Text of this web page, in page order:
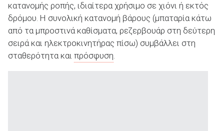
κατανομής ροπής, ιδιαίτερα χρήσιμο σε χιόνι ή εκτός
δρόμου. Η συνολική κατανομή βάρους (μπαταρία κάτω
από τα μπροστινά καθίσματα, ρεζερβουάρ στη δεύτερη
σειρά και ηλεκτροκινητήρας πίσω) συμβάλλει στη
σταθερότητα και πρόσφυση.